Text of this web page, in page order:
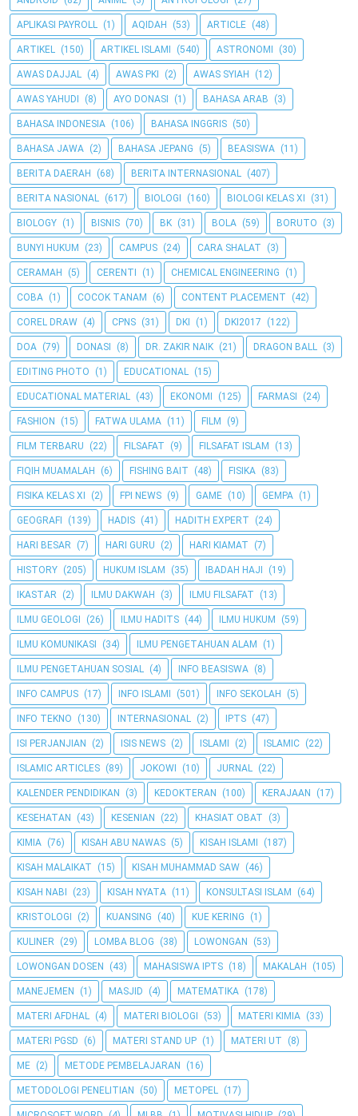
APLIKASI PAYROLL (1) AQIDAH (53) ARTICLE (48)
ARTIKEL (150) ARTIKEL ISLAMI (540) ASTRONOMI (30)
AWAS DAJJAL (4) AWAS PKI (2) AWAS SYIAH (12)
AWAS YAHUDI (8) AYO DONASI (1) BAHASA ARAB (3)
BAHASA INDONESIA (106) BAHASA INGGRIS (50)
BAHASA JAWA (2) BAHASA JEPANG (5) BEASISWA (11)
BERITA DAERAH (68) BERITA INTERNASIONAL (407)
BERITA NASIONAL (617) BIOLOGI (160) BIOLOGI KELAS XI (31)
BIOLOGY (1) BISNIS (70) BK (31) BOLA (59) BORUTO (3)
BUNYI HUKUM (23) CAMPUS (24) CARA SHALAT (3)
CERAMAH (5) CERENTI (1) CHEMICAL ENGINEERING (1)
COBA (1) COCOK TANAM (6) CONTENT PLACEMENT (42)
COREL DRAW (4) CPNS (31) DKI (1) DKI2017 (122)
DOA (79) DONASI (8) DR. ZAKIR NAIK (21) DRAGON BALL (3)
EDITING PHOTO (1) EDUCATIONAL (15)
EDUCATIONAL MATERIAL (43) EKONOMI (125) FARMASI (24)
FASHION (15) FATWA ULAMA (11) FILM (9)
FILM TERBARU (22) FILSAFAT (9) FILSAFAT ISLAM (13)
FIQIH MUAMALAH (6) FISHING BAIT (48) FISIKA (83)
FISIKA KELAS XI (2) FPI NEWS (9) GAME (10) GEMPA (1)
GEOGRAFI (139) HADIS (41) HADITH EXPERT (24)
HARI BESAR (7) HARI GURU (2) HARI KIAMAT (7)
HISTORY (205) HUKUM ISLAM (35) IBADAH HAJI (19)
IKASTAR (2) ILMU DAKWAH (3) ILMU FILSAFAT (13)
ILMU GEOLOGI (26) ILMU HADITS (44) ILMU HUKUM (59)
ILMU KOMUNIKASI (34) ILMU PENGETAHUAN ALAM (1)
ILMU PENGETAHUAN SOSIAL (4) INFO BEASISWA (8)
INFO CAMPUS (17) INFO ISLAMI (501) INFO SEKOLAH (5)
INFO TEKNO (130) INTERNASIONAL (2) IPTS (47)
ISI PERJANJIAN (2) ISIS NEWS (2) ISLAMI (2) ISLAMIC (22)
ISLAMIC ARTICLES (89) JOKOWI (10) JURNAL (22)
KALENDER PENDIDIKAN (3) KEDOKTERAN (100) KERAJAAN (17)
KESEHATAN (43) KESENIAN (22) KHASIAT OBAT (3)
KIMIA (76) KISAH ABU NAWAS (5) KISAH ISLAMI (187)
KISAH MALAIKAT (15) KISAH MUHAMMAD SAW (46)
KISAH NABI (23) KISAH NYATA (11) KONSULTASI ISLAM (64)
KRISTOLOGI (2) KUANSING (40) KUE KERING (1)
KULINER (29) LOMBA BLOG (38) LOWONGAN (53)
LOWONGAN DOSEN (43) MAHASISWA IPTS (18) MAKALAH (105)
MANEJEMEN (1) MASJID (4) MATEMATIKA (178)
MATERI AFDHAL (4) MATERI BIOLOGI (53) MATERI KIMIA (33)
MATERI PGSD (6) MATERI STAND UP (1) MATERI UT (8)
ME (2) METODE PEMBELAJARAN (16)
METODOLOGI PENELITIAN (50) METOPEL (17)